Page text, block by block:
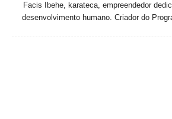
Facis Ibehe, karateca, empreendedor
desenvolvimento humano. Criador do